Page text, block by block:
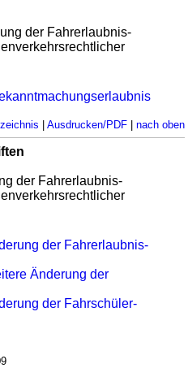
der Fahrerlaubnis-
| Ausdrucken/PDF| nach oben
der Fahrerlaubnis-
der Fahrerlaubnis-
Änderung der
der Fahrschüler-